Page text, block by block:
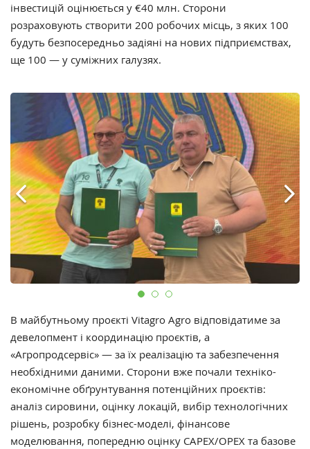
інвестицій оцінюється у €40 млн. Сторони
розраховують створити 200 робочих місць, з яких 100
будуть безпосередньо задіяні на нових підприємствах,
ще 100 — у суміжних галузях.
В майбутньому проєкті Vitagro Agro відповідатиме за
девелопмент і координацію проєктів, а
«Агропродсервіс» — за їх реалізацію та забезпечення
необхідними даними. Сторони вже почали техніко-
економічне обґрунтування потенційних проєктів:
аналіз сировини, оцінку локацій, вибір технологічних
рішень, розробку бізнес-моделі, фінансове
моделювання, попередню оцінку CAPEX/OPEX та базове